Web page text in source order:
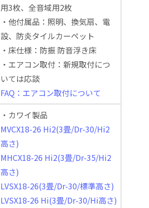
用3枚、全音域用2枚
・他付属品：照明、換気扇、電
設、防炎タイルカーペット
・床仕様：防振 防音浮き床
・エアコン取付：新規取付につ
いては応談
FAQ：エアコン取付について
・カワイ製品
MVCX18-26 Hi2(3畳/Dr-30/Hi2
高さ)
MHCX18-26 Hi2(3畳/Dr-35/Hi2
高さ)
LVSX18-26(3畳/Dr-30/標準高さ)
LVSX18-26 Hi(3畳/Dr-30/Hi高さ)